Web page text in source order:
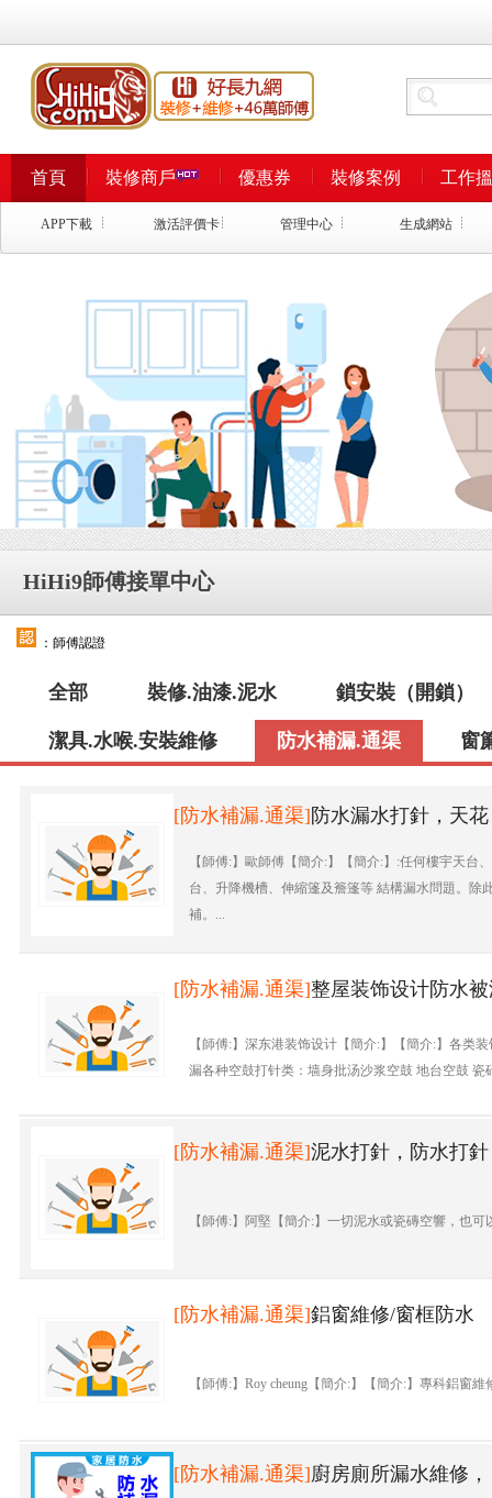
首頁 裝修商戶 優惠券 裝修案例 工作
APP下載 激活評價卡 管理中心 生成網站
HiHi9師傅接單中心
：師傅認證
全部 裝修.油漆.泥水 鎖安裝（開鎖）
潔具.水喉.安裝維修 防水補漏.通渠 窗
[防水補漏.通渠] 防水漏水打針，天
【師傅:】歐師傅【簡介:】【簡介:】:任何樓宇天
台、升降機槽、伸縮篷及簷篷等 結構漏水問題。
補。...
[防水補漏.通渠]整屋装饰设计防水
【師傅:】深东港装饰设计【簡介:】【簡介:】各类
漏各种空鼓打针类：墙身批汤沙浆空鼓 地台空鼓
[防水補漏.通渠]泥水打針，防水打針
【師傅:】阿堅【簡介:】一切泥水或瓷磚空響，也
[防水補漏.通渠]鋁窗維修/窗框防水
【師傅:】Roy cheung【簡介:】【簡介:】專科鋁窗
[防水補漏.通渠]廚房廁所漏水維修